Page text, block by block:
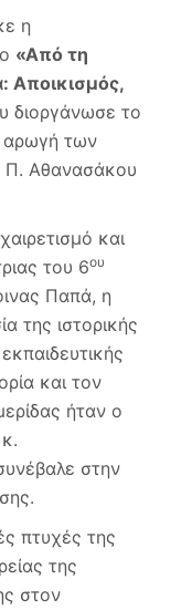
η
«Από τη
Αποικισμός,
διοργάνωσε το
αρωγή των
Π. Αθανασάκου
και
του 6ου
Παπά, η
της ιστορικής
και τον
ήταν ο
στην
πτυχές της
της
στον